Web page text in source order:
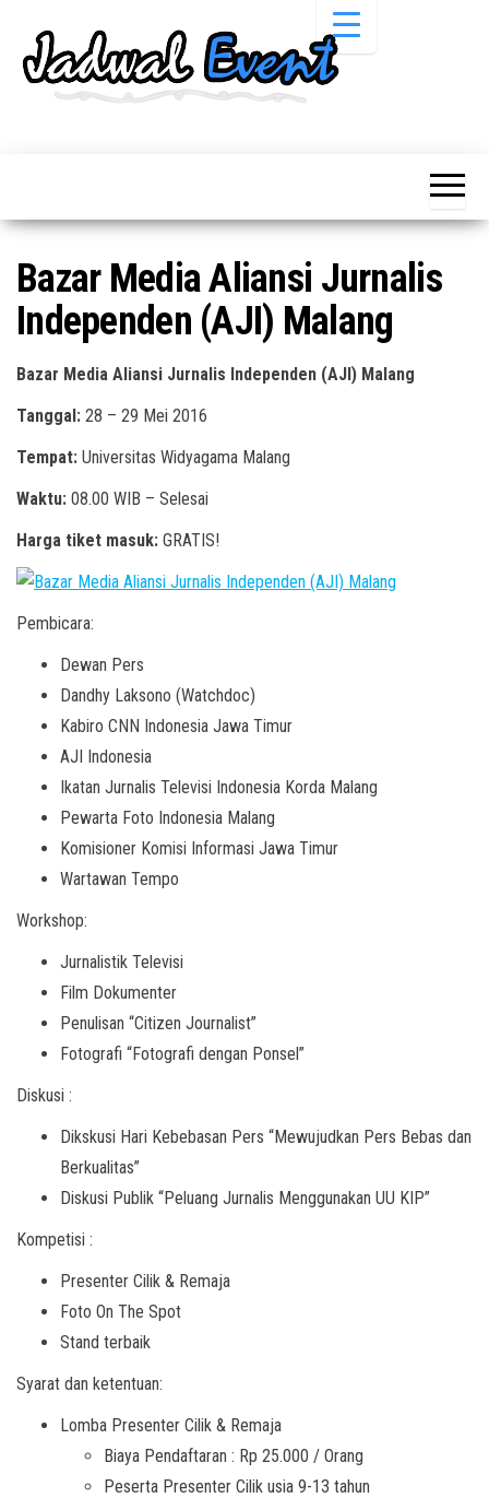
Pameran,
Acara &
Promo
Terbaru
Pameran,
Bazaar,
Workshop,
Job Fair,
Lomba dll.
Bazar Media Aliansi Jurnalis
Independen (AJI) Malang
Bazar Media Aliansi Jurnalis Independen (AJI) Malang
Tanggal: 28 – 29 Mei 2016
Tempat: Universitas Widyagama Malang
Waktu: 08.00 WIB – Selesai
Harga tiket masuk: GRATIS!
Pembicara:
Dewan Pers
Dandhy Laksono (Watchdoc)
Kabiro CNN Indonesia Jawa Timur
AJI Indonesia
Ikatan Jurnalis Televisi Indonesia Korda Malang
Pewarta Foto Indonesia Malang
Komisioner Komisi Informasi Jawa Timur
Wartawan Tempo
Workshop:
Jurnalistik Televisi
Film Dokumenter
Penulisan “Citizen Journalist”
Fotografi “Fotografi dengan Ponsel”
Diskusi :
Dikskusi Hari Kebebasan Pers “Mewujudkan Pers Bebas dan
Berkualitas”
Diskusi Publik “Peluang Jurnalis Menggunakan UU KIP”
Kompetisi :
Presenter Cilik & Remaja
Foto On The Spot
Stand terbaik
Syarat dan ketentuan:
Lomba Presenter Cilik & Remaja
Biaya Pendaftaran : Rp 25.000 / Orang
Peserta Presenter Cilik usia 9-13 tahun